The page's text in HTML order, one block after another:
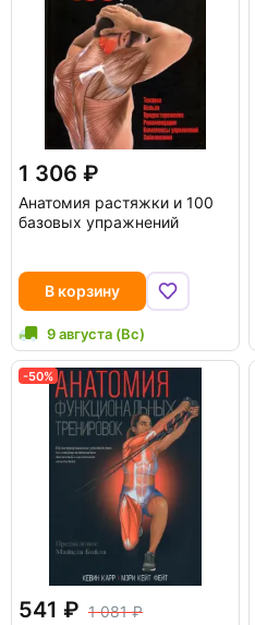
1 306
Анатомия растяжки и 100
базовых упражнений
В корзину
9 августа (Вс)
-50%
541
1 081